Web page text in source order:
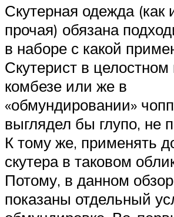
Скутерная одежда (как
прочая) обязана
в наборе с какой
Скутерист в целостном
комбезе или же в
«обмундировании»
выглядел бы глупо, не
К тому же, применять
скутера в таковом
Потому, в данном
показаны отдельный